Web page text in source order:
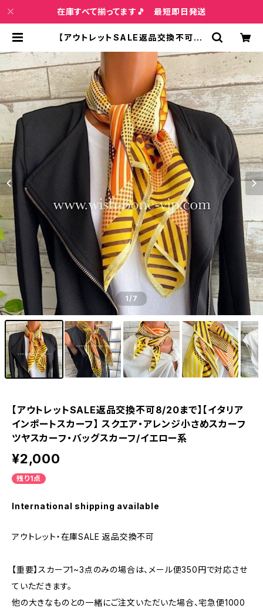
在庫すべて揃ってます🎵 最短即日発送
【アウトレットSALE返品交換不可8/
フ】 スクエア・アレンジ小さめスカーフ
ツヤスカーフ・バッグスカーフ/イエロ
ー系 | インポートファッション＆ジュ
エリー Wish Bone VIP
1/7
【アウトレットSALE返品交換不可8/20まで】【イタリア
インポートスカーフ】 スクエア・アレンジ小さめスカーフ
ツヤスカーフ・バッグスカーフ/イエロー系
¥2,000
残り1点
International shipping available
アウトレット・在庫SALE 返品交換不可
【重要】スカーフ1~3点のみの場合は、メール便350円で対応させ
ていただきます。
他の大きなものとの一緒にご注文いただいた場合、宅急便1000